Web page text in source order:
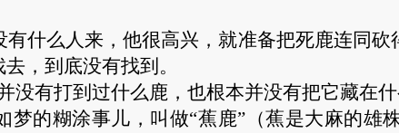
什么人来，他很高兴，就准备把死鹿连同
，到底没有找到。
没有打到过什么鹿，也根本并没有把它藏在
梦的糊涂事儿，叫做“蕉鹿”（蕉是大麻的雄